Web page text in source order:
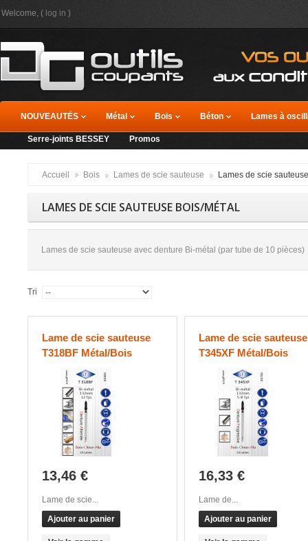
NOUVEAUTÉS Métal Bois Béton Lames à
Serre-joints BESSEY Promos
Welcome, ( log in )
Accueil Bois Lames de scie sauteuse Lames de scie
LAMES DE SCIE SAUTEUSE BOIS/MÉTAL
Lames de scie sauteuse avec denture Bi-métal (par tube de 10 pièces)
Tri
Lame de scie sauteuse
T318BF Métal/Bois
13,46 €
Lame de scie...
Ajouter au panier
Lame de scie sauteuse
T345XF Métal/Bois
16,33 €
Lame de...
Ajouter au panier